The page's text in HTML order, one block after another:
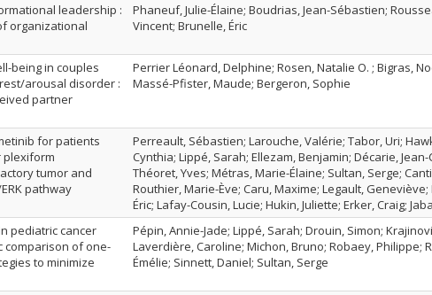
leadership :
organizational
Phaneuf, Julie-Élaine; Boudrias, Jean-Sébastien;
Vincent; Brunelle, Éric
being in couples
arousal disorder :
partner
Perrier Léonard, Delphine; Rosen, Natalie O. ; Bigras,
Massé-Pfister, Maude; Bergeron, Sophie
for patients
plexiform
tumor and
pathway
Perreault, Sébastien; Larouche, Valérie; Tabor, Uri;
Cynthia; Lippé, Sarah; Ellezam, Benjamin; Décarie, Jean-
Théoret, Yves; Métras, Marie-Élaine; Sultan, Serge;
Routhier, Marie-Ève; Caru, Maxime; Legault,
Éric; Lafay-Cousin, Lucie; Hukin, Juliette; Erker, Craig;
pediatric cancer
comparison of one-
to minimize
Pépin, Annie-Jade; Lippé, Sarah; Drouin, Simon;
Laverdière, Caroline; Michon, Bruno; Robaey, Philippe;
Émélie; Sinnett, Daniel; Sultan, Serge